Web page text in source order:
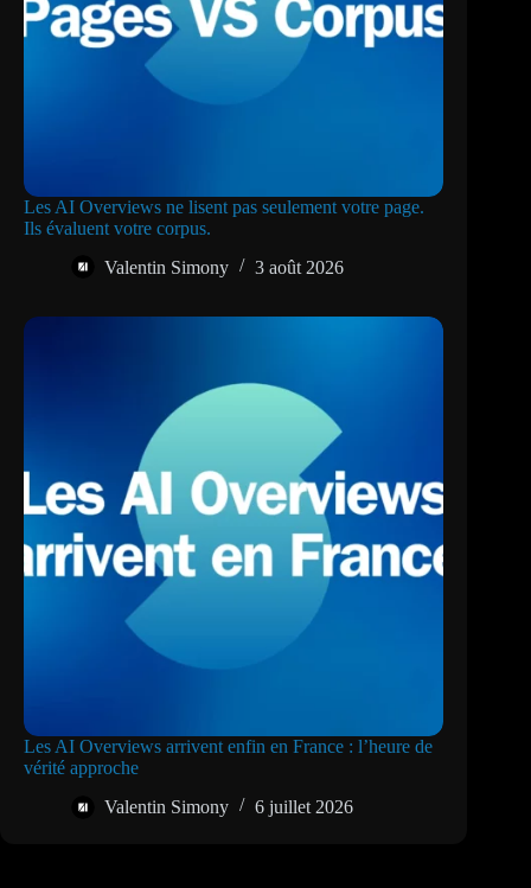
Les AI Overviews ne lisent pas seulement votre page.
Ils évaluent votre corpus.
Valentin Simony
3 août 2026
Les AI Overviews arrivent enfin en France : l’heure de
vérité approche
Valentin Simony
6 juillet 2026